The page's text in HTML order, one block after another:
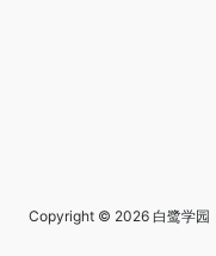
Copyright © 2026 白鹭学园